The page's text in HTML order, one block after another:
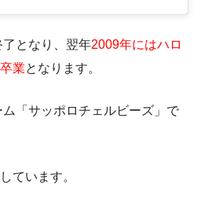
となり、翌年2009年にはハロ
業となります。
「サッポロチェルビーズ」で
ています。